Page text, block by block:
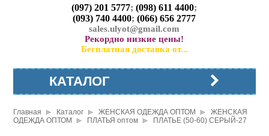
(097) 201 5777;(098) 611 4400;
(093) 740 4400;(066) 656 2777
sales.ulyot@gmail.com
Рекордно низкие цены!
Бесплатная доставка от...
КАТАЛОГ
Главная Каталог ЖЕНСКАЯ ОДЕЖДА ОПТОМ
ЖЕНСКАЯ
ОДЕЖДА ОПТОМ
ПЛАТЬЯ оптом ПЛАТЬЕ (50-60) СЕРЫЙ-27